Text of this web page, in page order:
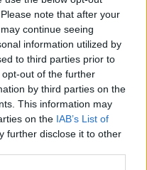
note that after your
continue seeing
information utilized by
to third parties prior to
out of the further
by third parties on the
This information may
on the IAB’s List of
further disclose it to other